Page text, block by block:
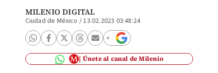
MILENIO DIGITAL
Ciudad de México /13.02.2023 03:48:24
Únete al canal de Milenio